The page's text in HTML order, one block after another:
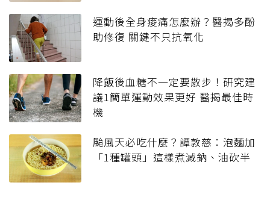
運動後全身痠痛怎麼辦？醫揭多酚
助修復 關鍵不只抗氧化
降飯後血糖不一定要散步！研究建
議1簡單運動效果更好 醫揭最佳時
機
颱風天必吃什麼？譚敦慈：泡麵加
「1種罐頭」這樣煮減鈉、油砍半